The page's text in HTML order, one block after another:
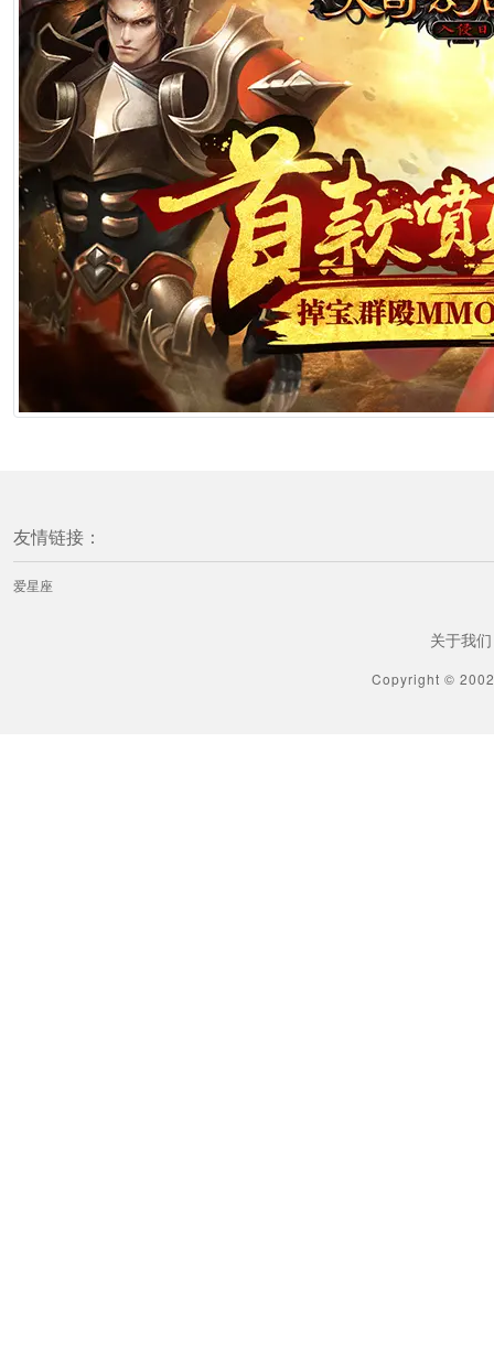
友情链接：
爱星座
关于我们
Copyright ©